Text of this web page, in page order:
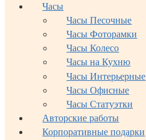
Часы
Часы Песочные
Часы Фоторамки
Часы Колесо
Часы на Кухню
Часы Интерьерные
Часы Офисные
Часы Статуэтки
Авторские работы
Корпоративные подарки